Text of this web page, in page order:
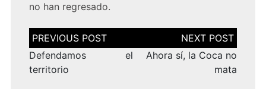
no han regresado.
Navegación
de
entradas
Defendamos el
territorio
Ahora sí, la Coca no
mata